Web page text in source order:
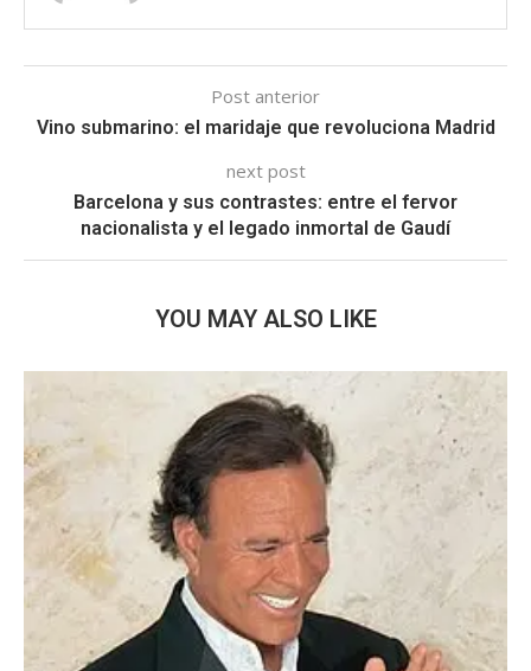
Post anterior
Vino submarino: el maridaje que revoluciona Madrid
next post
Barcelona y sus contrastes: entre el fervor
nacionalista y el legado inmortal de Gaudí
YOU MAY ALSO LIKE